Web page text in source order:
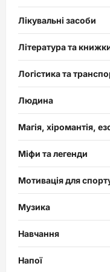
Лікувальні засоби
Література та
Логістика та
Людина
Магія, хіромантія,
Міфи та легенди
Мотивація для
Музика
Навчання
Напої